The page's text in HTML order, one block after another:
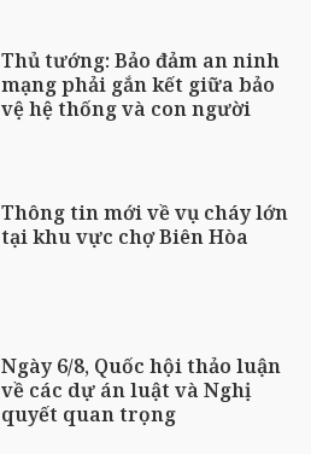
Thủ tướng: Bảo đảm an ninh
mạng phải gắn kết giữa bảo
vệ hệ thống và con người
Thông tin mới về vụ cháy lớn
tại khu vực chợ Biên Hòa
Ngày 6/8, Quốc hội thảo luận
về các dự án luật và Nghị
quyết quan trọng